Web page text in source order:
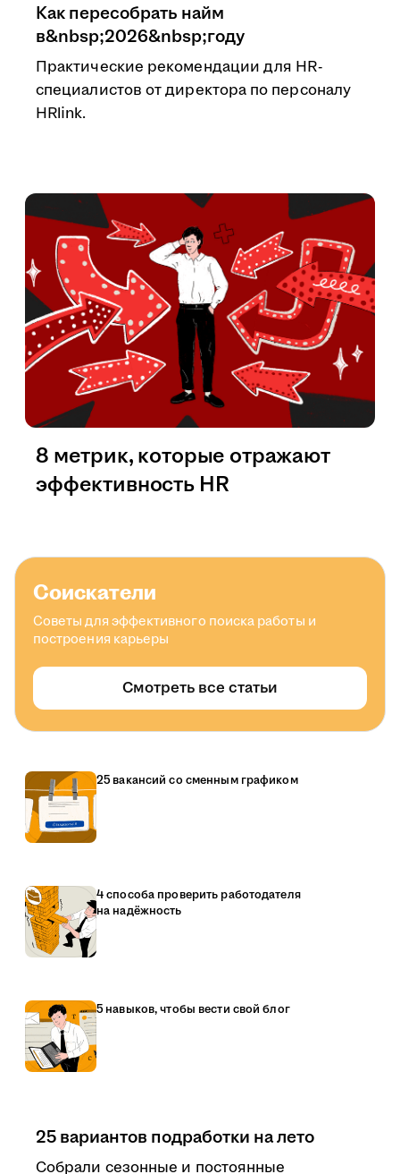
Как пересобрать найм
в&nbsp;2026&nbsp;году
Практические рекомендации для HR-
специалистов от директора по персоналу
HRlink.
8 метрик, которые отражают
эффективность HR
Соискатели
Советы для эффективного поиска работы и
построения карьеры
Смотреть все статьи
25 вакансий со сменным графиком
4 способа проверить работодателя
на надёжность
5 навыков, чтобы вести свой блог
25 вариантов подработки на лето
Собрали сезонные и постоянные